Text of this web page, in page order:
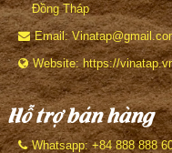
Đồng Tháp
Email:
Website: https://
Hỗ trợ bán hàng
Whatsapp: +84 888 888